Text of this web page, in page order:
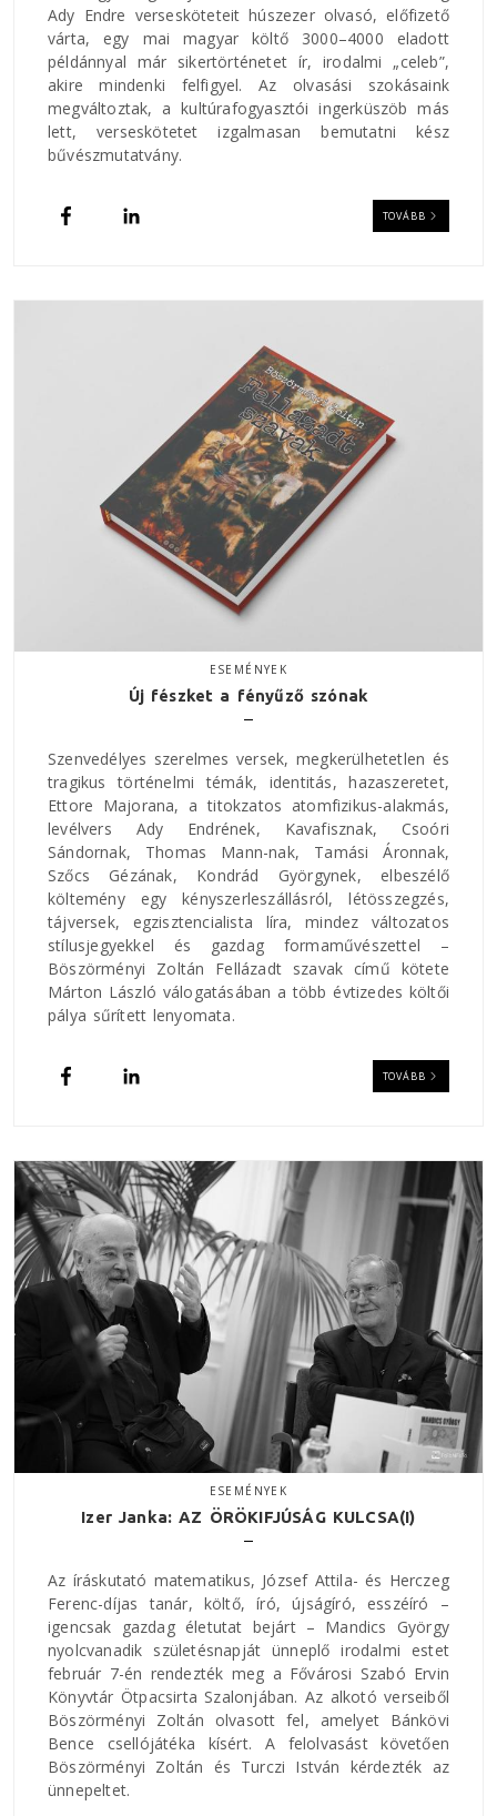
Ady Endre versesköteteit húszezer olvasó, előfizető
várta, egy mai magyar költő 3000–4000 eladott
példánnyal már sikertörténetet ír, irodalmi „celeb”,
akire mindenki felfigyel. Az olvasási szokásaink
megváltoztak, a kultúrafogyasztói ingerküszöb más
lett, verseskötetet izgalmasan bemutatni kész
bűvészmutatvány.
TOVÁBB
ESEMÉNYEK
Új fészket a fényűző szónak
Szenvedélyes szerelmes versek, megkerülhetetlen és
tragikus történelmi témák, identitás, hazaszeretet,
Ettore Majorana, a titokzatos atomfizikus-alakmás,
levélvers Ady Endrének, Kavafisznak, Csoóri
Sándornak, Thomas Mann-nak, Tamási Áronnak,
Szőcs Gézának, Kondrád Györgynek, elbeszélő
költemény egy kényszerleszállásról, létösszegzés,
tájversek, egzisztencialista líra, mindez változatos
stílusjegyekkel és gazdag formaművészettel –
Böszörményi Zoltán Fellázadt szavak című kötete
Márton László válogatásában a több évtizedes költői
pálya sűrített lenyomata.
TOVÁBB
ESEMÉNYEK
Izer Janka: AZ ÖRÖKIFJÚSÁG KULCSA(I)
Az íráskutató matematikus, József Attila- és Herczeg
Ferenc-díjas tanár, költő, író, újságíró, esszéíró –
igencsak gazdag életutat bejárt – Mandics György
nyolcvanadik születésnapját ünneplő irodalmi estet
február 7-én rendezték meg a Fővárosi Szabó Ervin
Könyvtár Ötpacsirta Szalonjában. Az alkotó verseiből
Böszörményi Zoltán olvasott fel, amelyet Bánkövi
Bence csellójátéka kísért. A felolvasást követően
Böszörményi Zoltán és Turczi István kérdezték az
ünnepeltet.